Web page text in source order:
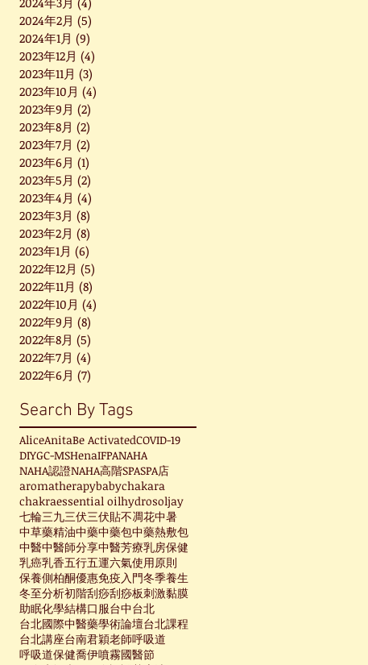
2024年2月 (5)
2024年1月 (9)
2023年12月 (4)
2023年11月 (3)
2023年10月 (4)
2023年9月 (2)
2023年8月 (2)
2023年7月 (2)
2023年6月 (1)
2023年5月 (2)
2023年4月 (4)
2023年3月 (8)
2023年2月 (8)
2023年1月 (6)
2022年12月 (5)
2022年11月 (8)
2022年10月 (4)
2022年9月 (8)
2022年8月 (5)
2022年7月 (4)
2022年6月 (7)
Search By Tags
AliceAnitaBe ActivatedCOVID-19
DIYGC-MSHenaIFPANAHA
NAHA認證NAHA高階SPASPA店
aromatherapybabychakara
chakraessential oilhydrosoljay
七輪三九三伏三伏貼不凋花中暑
中草藥精油中藥中藥包中藥熱敷包
中醫中醫師分享中醫芳療乳房保健
乳癌乳香五行五運六氣使用原則
保養側柏酮優惠免疫 入門冬季養生
冬至分析初階刮痧刮痧板刺激黏膜
助眠化學結構口服台中台北
台北國際中醫藥學術論壇台北課程
台北講座台南君穎老師呼吸道
呼吸道保健喬伊噴霧國醫節